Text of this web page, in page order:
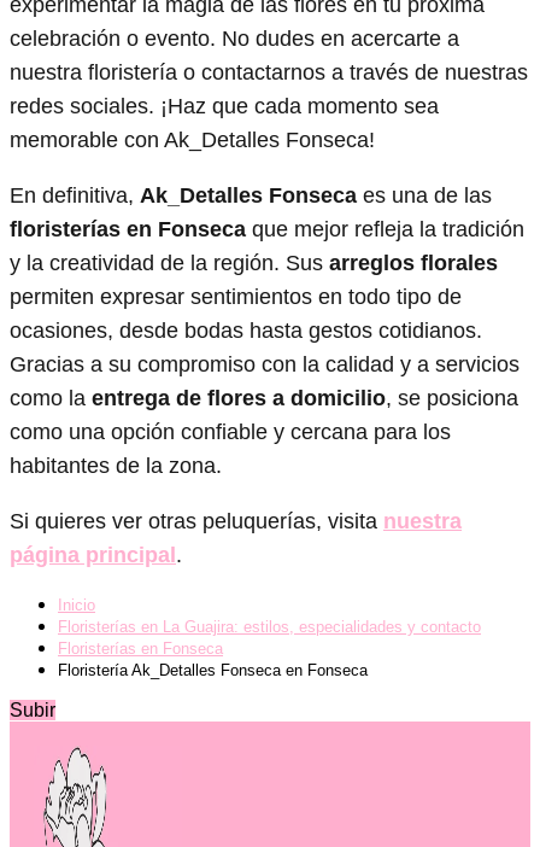
celebración o evento. No dudes en acercarte a
nuestra floristería o contactarnos a través de nuestras
redes sociales. ¡Haz que cada momento sea
memorable con Ak_Detalles Fonseca!
En definitiva, Ak_Detalles Fonseca es una de las
floristerías en Fonseca que mejor refleja la tradición
y la creatividad de la región. Sus arreglos florales
permiten expresar sentimientos en todo tipo de
ocasiones, desde bodas hasta gestos cotidianos.
Gracias a su compromiso con la calidad y a servicios
como la entrega de flores a domicilio, se posiciona
como una opción confiable y cercana para los
habitantes de la zona.
Si quieres ver otras peluquerías, visita nuestra
página principal.
Inicio
Floristerías en La Guajira: estilos, especialidades y contacto
Floristerías en Fonseca
Floristería Ak_Detalles Fonseca en Fonseca
Subir